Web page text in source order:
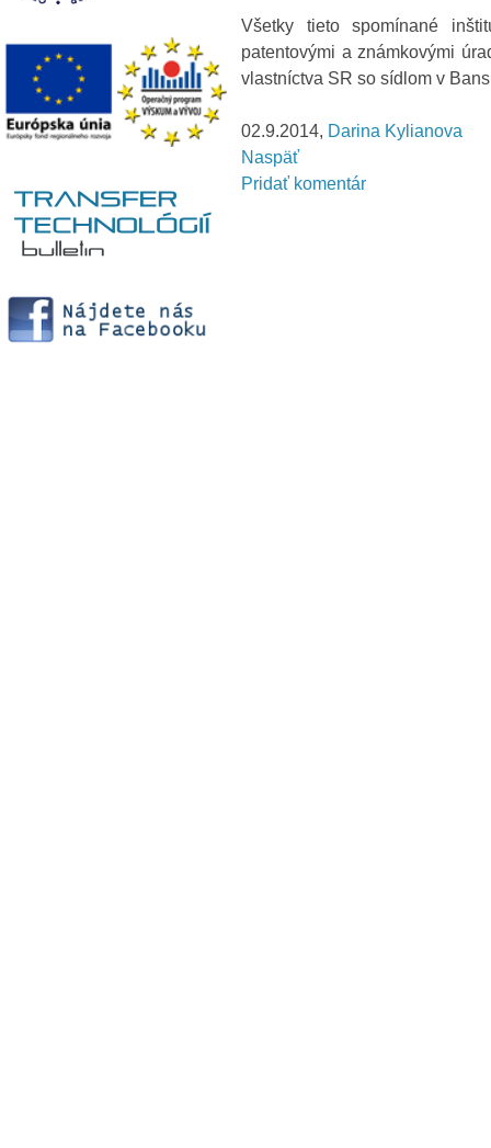
Všetky tieto spomínané
patentovými a známkovými
vlastníctva SR so sídlom v
02.9.2014, Darina Kylianova
Naspäť
Pridať komentár